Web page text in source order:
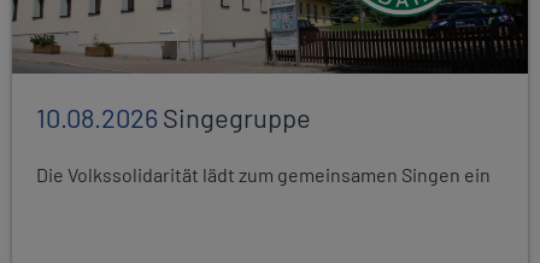
10.08.2026Singegruppe
Die Volkssolidarität lädt zum gemeinsamen Singen ein